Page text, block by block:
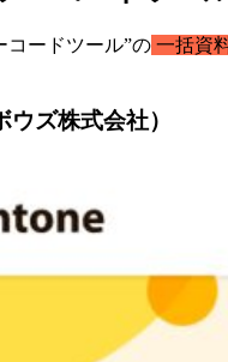
コードツール”の 一括資
ズ株式会社）